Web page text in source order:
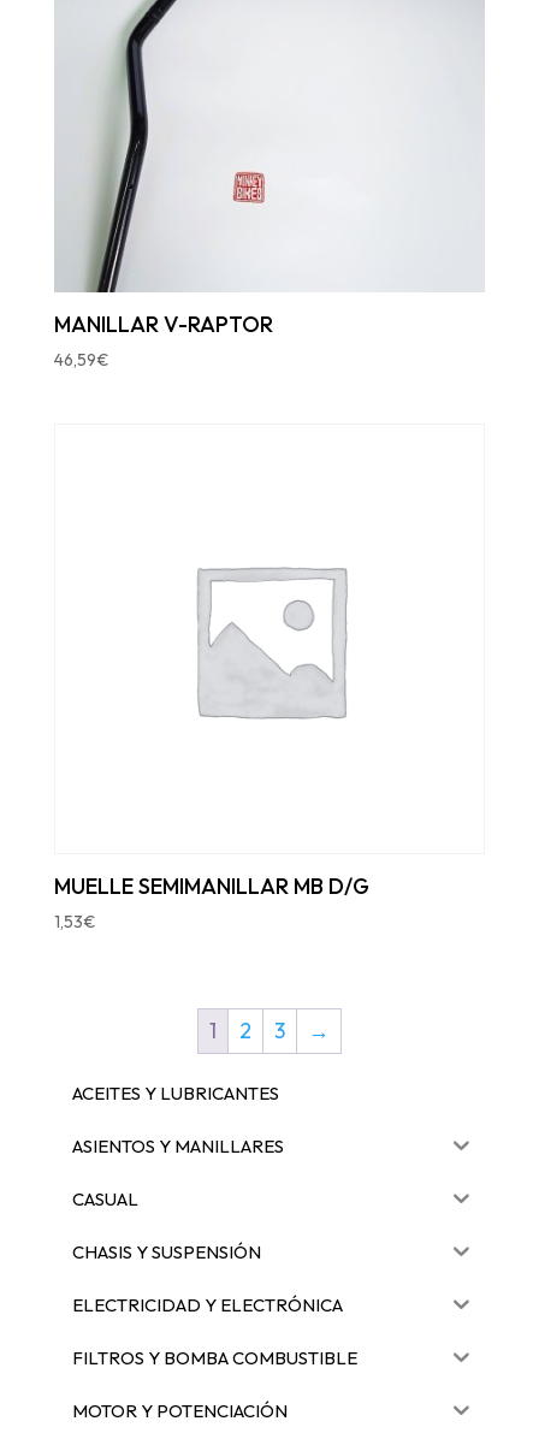
MANILLAR V-RAPTOR
46,59€
MUELLE SEMIMANILLAR MB D/G
1,53€
1 2 3 →
ACEITES Y LUBRICANTES
ASIENTOS Y MANILLARES
CASUAL
CHASIS Y SUSPENSIÓN
ELECTRICIDAD Y ELECTRÓNICA
FILTROS Y BOMBA COMBUSTIBLE
MOTOR Y POTENCIACIÓN